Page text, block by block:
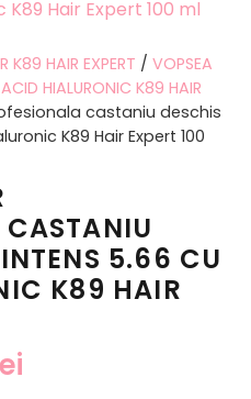
K89 HAIR EXPERT / VOPSEA
HIALURONIC K89 HAIR
castaniu deschis
K89 Hair Expert 100
CASTANIU
5.66 CU
K89 HAIR